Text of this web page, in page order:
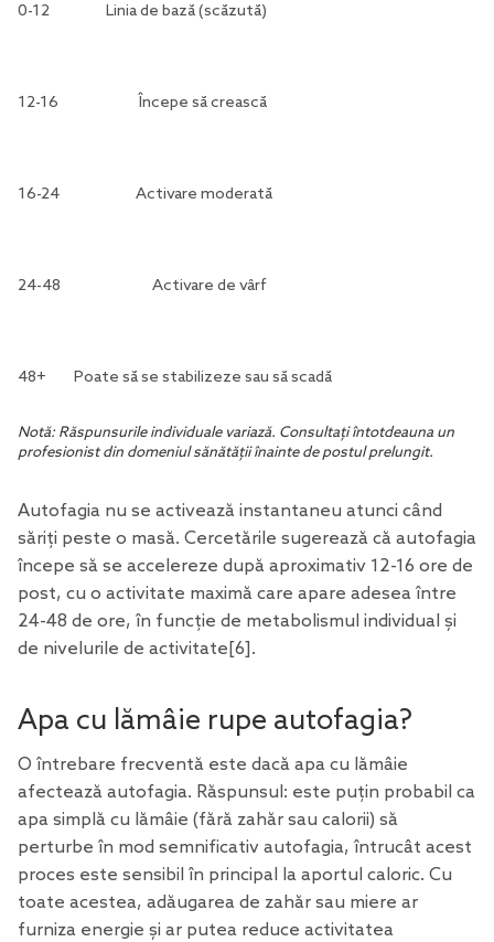
0-12 Linia de bază (scăzută)
12-16 Începe să crească
16-24 Activare moderată
24-48 Activare de vârf
48+ Poate să se stabilizeze sau să scadă
Notă: Răspunsurile individuale variază. Consultați întotdeauna un
profesionist din domeniul sănătății înainte de postul prelungit.
Autofagia nu se activează instantaneu atunci când
săriți peste o masă. Cercetările sugerează că autofagia
începe să se accelereze după aproximativ 12-16 ore de
post, cu o activitate maximă care apare adesea între
24-48 de ore, în funcție de metabolismul individual și
de nivelurile de activitate [6].
Apa cu lămâie rupe autofagia?
O întrebare frecventă este dacă apa cu lămâie
afectează autofagia. Răspunsul: este puțin probabil ca
apa simplă cu lămâie (fără zahăr sau calorii) să
perturbe în mod semnificativ autofagia, întrucât acest
proces este sensibil în principal la aportul caloric. Cu
toate acestea, adăugarea de zahăr sau miere ar
furniza energie și ar putea reduce activitatea